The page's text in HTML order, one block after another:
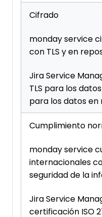
Cifrado
monday service
con TLS y en
Jira Service
TLS para los
para los datos en
Cumplimiento
monday service
internacionales
seguridad de la
Jira Service
certificación ISO